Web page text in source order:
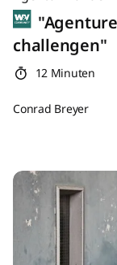
challengen"
12 Minuten
Conrad Breyer